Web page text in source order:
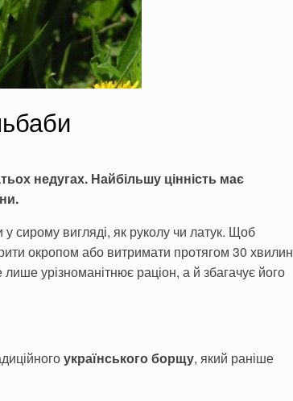
недугах. Найбільшу цінність має
сирому вигляді, як руколу чи латук. Щоб
окропом або витримати протягом 30 хвилин
лише урізноманітнює раціон, а й збагачує його
українського борщу, який раніше